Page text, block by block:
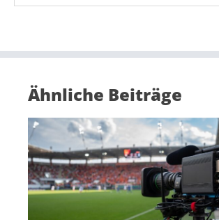
Ähnliche Beiträge